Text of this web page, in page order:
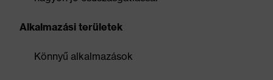
Alkalmazási területek
Könnyű alkalmazások